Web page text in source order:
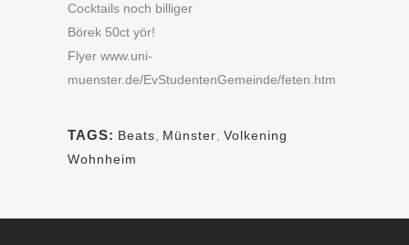
Cocktails noch billiger
Börek 50ct yör!
Flyer www.uni-
muenster.de/EvStudentenGemeinde/feten.htm
TAGS: Beats Münster Volkening
Wohnheim